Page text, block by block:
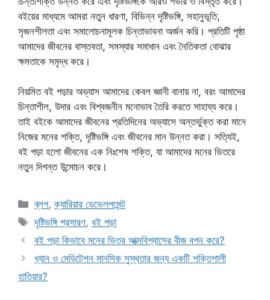
বইয়ের মাধ্যমে আমরা নতুন ধারণা, বিভিন্ন দৃষ্টিভঙ্গি, সহানুভূতি,
সৃজনশীলতা এবং সমালোচনামূলক চিন্তাভাবনা অর্জন করি। প্রতিটি পৃষ্ঠা
আমাদের জীবনের বাস্তবতা, সমস্যার সমাধান এবং নৈতিকতা বোঝার
ক্ষমতাকে সমৃদ্ধ করে।
নিয়মিত বই পড়ার অভ্যাস আমাদের কেবল জ্ঞানী বানায় না, বরং আমাদের
চিন্তাশীল, উদার এবং বিশ্বজনীন মনোভাব তৈরি করতে সাহায্য করে।
তাই বইকে আমাদের জীবনের প্রতিদিনের অভ্যাসে অন্তর্ভুক্ত করা মানে
নিজের মনের শক্তি, দৃষ্টিভঙ্গি এবং জীবনের মান উন্নত করা। সত্যিই,
বই পড়া হলো জীবনের এক নিঃশেষ শক্তি, যা আমাদের মনের ভিতরে
নতুন দিগন্ত উন্মোচন করে।
Categories
ব্লগ,ক্যারিয়ার ডেভেলপমেন্ট
Tags
দৃষ্টিভঙ্গি প্রসারণ,বই পড়া
বই পড়া কিভাবে মনের ভিতর আত্মবিশ্বাসের বীজ বপন করে?
ধ্যান ও মেডিটেশন মানসিক সুস্থতার জন্য একটি শক্তিশালী
হাতিয়ার?